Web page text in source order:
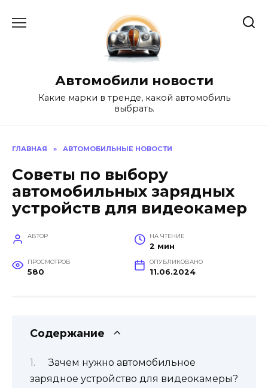
Автомобили новости
Какие марки в тренде, какой автомобиль
выбрать.
ГЛАВНАЯ » АВТОМОБИЛЬНЫЕ НОВОСТИ
Советы по выбору
автомобильных зарядных
устройств для видеокамер
АВТОР НА ЧТЕНИЕ
2 мин
ПРОСМОТРОВ
580
ОПУБЛИКОВАНО
11.06.2024
Содержание
Зачем нужно автомобильное
зарядное устройство для видеокамеры?